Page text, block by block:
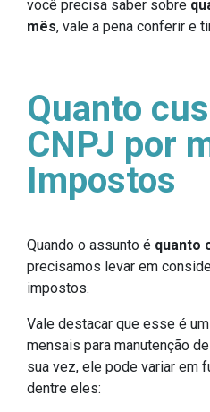
você precisa saber sobre
mês, vale a pena conferir e
Quanto
CNPJ por
Impostos
Quando o assunto é quanto
precisamos levar em
impostos.
Vale destacar que esse é
mensais para manutenção
sua vez, ele pode variar em
dentre eles: